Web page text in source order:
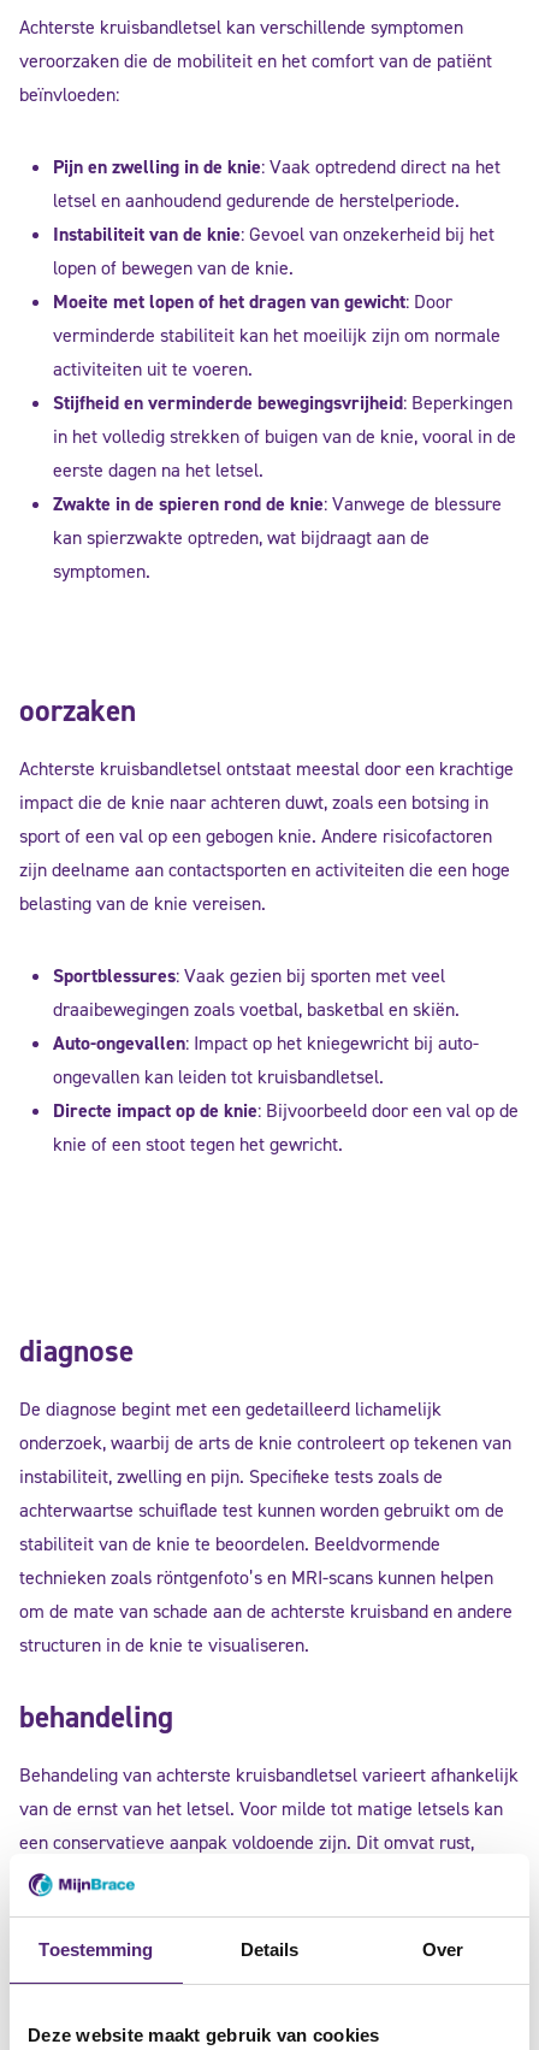
Toestemming Details Over
Deze website maakt gebruik van cookies
Achterste kruisbandletsel kan verschillende symptomen
veroorzaken die de mobiliteit en het comfort van de patiënt
beïnvloeden:
Pijn en zwelling in de knie: Vaak optredend direct na het
letsel en aanhoudend gedurende de herstelperiode.
Instabiliteit van de knie: Gevoel van onzekerheid bij het
lopen of bewegen van de knie.
Moeite met lopen of het dragen van gewicht: Door
verminderde stabiliteit kan het moeilijk zijn om normale
activiteiten uit te voeren.
Stijfheid en verminderde bewegingsvrijheid: Beperkingen
in het volledig strekken of buigen van de knie, vooral in de
eerste dagen na het letsel.
Zwakte in de spieren rond de knie: Vanwege de blessure
kan spierzwakte optreden, wat bijdraagt aan de
symptomen.
oorzaken
Achterste kruisbandletsel ontstaat meestal door een krachtige
impact die de knie naar achteren duwt, zoals een botsing in
sport of een val op een gebogen knie. Andere risicofactoren
zijn deelname aan contactsporten en activiteiten die een hoge
belasting van de knie vereisen.
Sportblessures: Vaak gezien bij sporten met veel
draaibewegingen zoals voetbal, basketbal en skiën.
Auto-ongevallen: Impact op het kniegewricht bij auto-
ongevallen kan leiden tot kruisbandletsel.
Directe impact op de knie: Bijvoorbeeld door een val op de
knie of een stoot tegen het gewricht.
diagnose
De diagnose begint met een gedetailleerd lichamelijk
onderzoek, waarbij de arts de knie controleert op tekenen van
instabiliteit, zwelling en pijn. Specifieke tests zoals de
achterwaartse schuiflade test kunnen worden gebruikt om de
stabiliteit van de knie te beoordelen. Beeldvormende
technieken zoals röntgenfoto’s en MRI-scans kunnen helpen
om de mate van schade aan de achterste kruisband en andere
structuren in de knie te visualiseren.
behandeling
Behandeling van achterste kruisbandletsel varieert afhankelijk
van de ernst van het letsel. Voor milde tot matige letsels kan
een conservatieve aanpak voldoende zijn. Dit omvat rust,
koelen met ijs, compressie en elevatie (de RICE-methode) om
om de spieren rond de knie te versterken en de stabiliteit te
verbeteren.